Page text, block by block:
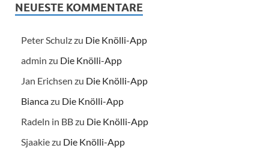
NEUESTE KOMMENTARE
Peter Schulzzu Die Knölli-App
admin zu Die Knölli-App
Jan Erichsen zu Die Knölli-App
Biancazu Die Knölli-App
Radeln in BBzu Die Knölli-App
Sjaakiezu Die Knölli-App